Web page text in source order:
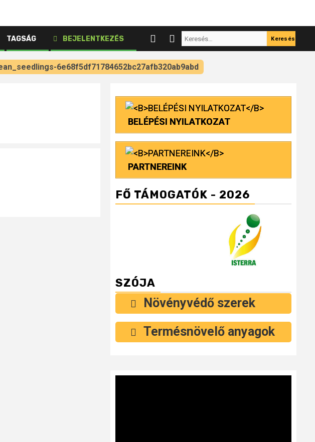
TAGSÁG BEJELENTKEZÉS
Keresés:
6e68f5df71784652bc27afb320ab9abd
BELÉPÉSI NYILATKOZAT
PARTNEREINK
FŐ TÁMOGATÓK - 2026
SZÓJA
Növényvédő szerek
Termésnövelő anyagok